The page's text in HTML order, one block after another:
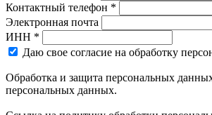
Контактный телефон *
Электронная почта
ИНН *
Даю свое согласие на обработку
Обработка и защита персональных
персональных данных.